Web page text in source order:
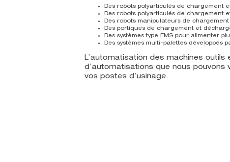
Des robots polyarticulés de chargement
Des robots polyarticulés de chargement
Des robots manipulateurs de
Des portiques de chargement et
Des systèmes type FMS pour alimenter
Des systèmes multi-palettes développés
L’automatisation des machines
d’automatisations que nous
vos postes d’usinage.